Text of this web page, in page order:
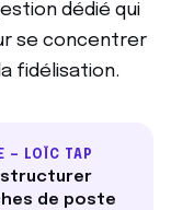
dédié qui
se concentrer
fidélisation.
— LOÏC TAP
structurer
de poste